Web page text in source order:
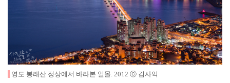
영도 봉래산 정상에서 바라본 일몰 2012 ⓒ 김사익